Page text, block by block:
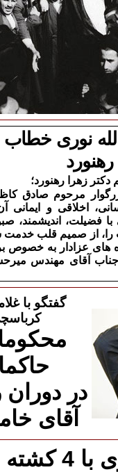
نوری خطاب
رهنورد
دکتر زهرا رهنورد؛
مرحوم صادق
اخلاقی و ایمانی
فضیلت، اندیشمند،
را، از صمیم قلب خدمت
های عزادار به خصوص
جناب آقای مهندس
گفتگو با
در
آقای
4 کشته